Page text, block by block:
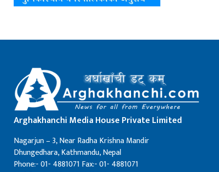
Arghakhanchi Media House Private Limited
Nagarjun – 3, Near Radha Krishna Mandir
Dhungedhara, Kathmandu, Nepal
Phone:- 01- 4881071 Fax:- 01- 4881071